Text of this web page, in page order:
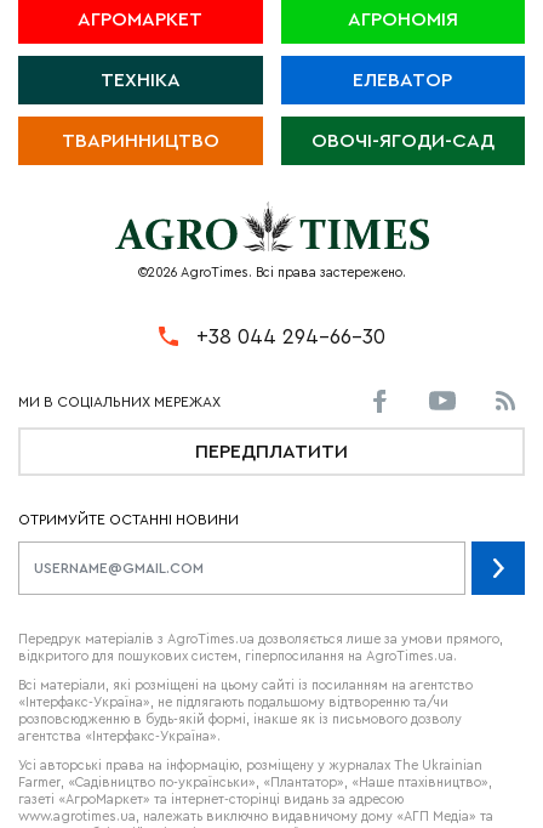
АГРОМАРКЕТ АГРОНОМІЯ
ТЕХНІКА ЕЛЕВАТОР
ТВАРИННИЦТВО ОВОЧІ-ЯГОДИ-САД
©2026 AgroTimes. Всі права застережено.
+38 044 294-66-30
ПЕРЕДПЛАТИТИ
ОТРИМУЙТЕ ОСТАННІ НОВИНИ
Передрук матеріалів з AgroTimes.ua дозволяється лише за умови прямого,
відкритого для пошукових систем, гіперпосилання на AgroTimes.ua.
Всі матеріали, які розміщені на цьому сайті із посиланням на агентство
«Інтерфакс-Україна», не підлягають подальшому відтворенню та/чи
розповсюдженню в будь-якій формі, інакше як із письмового дозволу
агентства «Інтерфакс-Україна».
Усі авторські права на інформацію, розміщену у журналах The Ukrainian
Farmer , «Садівництво по-українськи», «Плантатор», «Наше птахівництво»,
газеті «АгроМаркет» та інтернет-сторінці видань за адресою
www.agrotimes.ua,
належать виключно видавничому дому «АГП Медіа» та